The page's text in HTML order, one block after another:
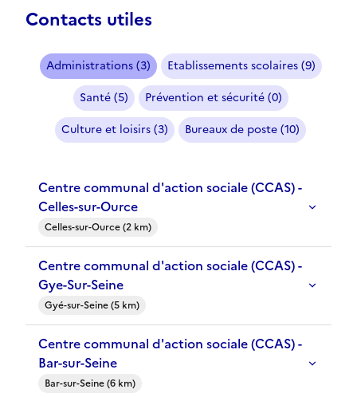
Contacts utiles
Administrations (3)
Etablissements scolaires (9)
Santé (5)
Prévention et sécurité (0)
Culture et loisirs (3)
Bureaux de poste (10)
Centre communal d'action sociale (CCAS) -
Celles-sur-Ource
Celles-sur-Ource (2 km)
Centre communal d'action sociale (CCAS) -
Gye-Sur-Seine
Gyé-sur-Seine (5 km)
Centre communal d'action sociale (CCAS) -
Bar-sur-Seine
Bar-sur-Seine (6 km)